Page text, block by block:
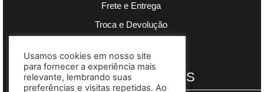
Frete e Entrega
Troca e Devolução
PAGAMENTOS
Usamos cookies em nosso site
para fornecer a experiência mais
relevante, lembrando suas
preferências e visitas repetidas. Ao